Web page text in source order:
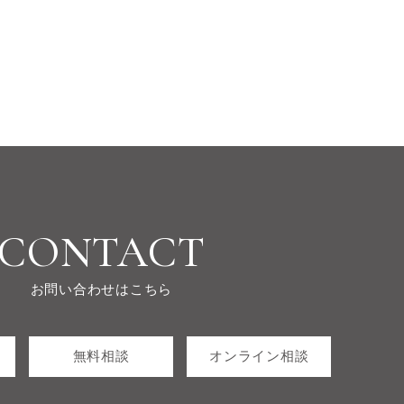
CONTACT
お問い合わせはこちら
無料相談 オンライン相談